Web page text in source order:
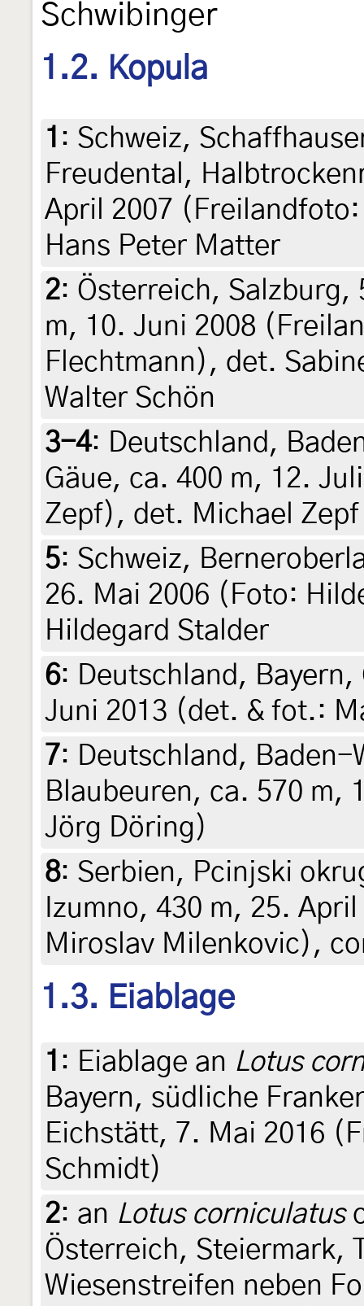
Schwibinger
1.2. Kopula
1 : Schweiz,
Freudental,
April 2007
Hans Peter Matter
2: Österreich, Salzburg,
m, 10. Juni 2008
Flechtmann), det.
Walter Schön
3-4: Deutschland,
Gäue, ca. 400 m, 12.
Zepf), det. Michael Zepf
5: Schweiz,
26. Mai 2006 (Foto:
Hildegard Stalder
6: Deutschland,
Juni 2013 (det. & fot.:
7: Deutschland, Baden-
Blaubeuren, ca. 570 m,
Jörg Döring)
8: Serbien, Pcinjski
Izumno, 430 m, 25.
Miroslav Milenkovic),
1.3. Eiablage
1 : Eiablage an Lotus
Bayern, südliche
Eichstätt, 7. Mai 2016
Schmidt)
2: an Lotus corniculatus
Österreich, Steiermark,
Wiesenstreifen neben